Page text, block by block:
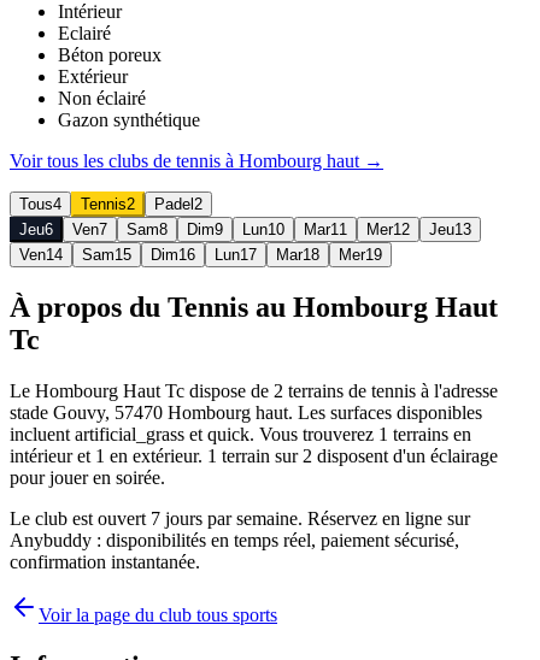
Intérieur
Eclairé
Béton poreux
Extérieur
Non éclairé
Gazon synthétique
Voir tous les clubs de tennis à Hombourg haut→
Tous4 Tennis2 Padel 2
Jeu6 Ven7 Sam8 Dim9 Lun10 Mar11 Mer12 Jeu13
Ven14 Sam15 Dim16 Lun17 Mar18 Mer19
À propos du Tennis au Hombourg Haut
Tc
Le Hombourg Haut Tc dispose de 2 terrains de tennis à l'adresse
stade Gouvy, 57470 Hombourg haut. Les surfaces disponibles
incluent artificial_grass et quick. Vous trouverez 1 terrains en
intérieur et 1 en extérieur. 1 terrain sur 2 disposent d'un éclairage
pour jouer en soirée.
Le club est ouvert 7 jours par semaine. Réservez en ligne sur
Anybuddy : disponibilités en temps réel, paiement sécurisé,
confirmation instantanée.
Voir la page du club tous sports